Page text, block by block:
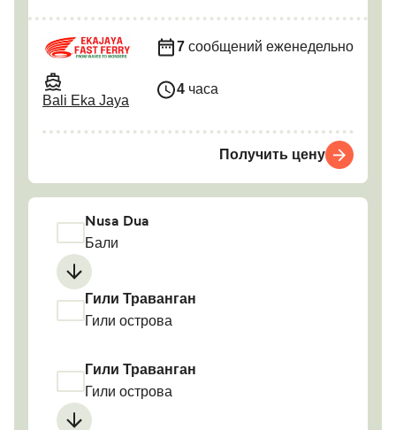
Bali Eka Jaya
7 сообщений еженедельно
4 часа
Получить цену
Nusa Dua
Бали
Гили Траванган
Гили острова
Гили Траванган
Гили острова